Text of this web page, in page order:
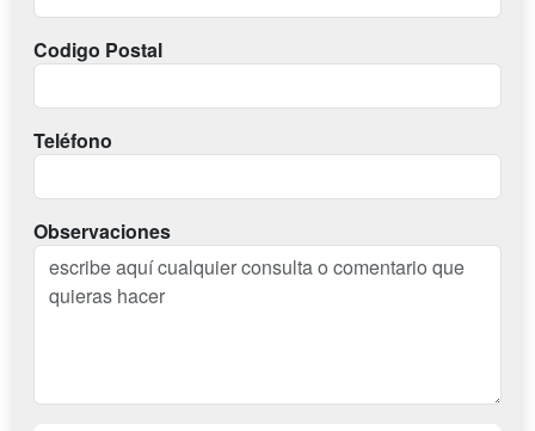
Codigo Postal
Teléfono
Observaciones